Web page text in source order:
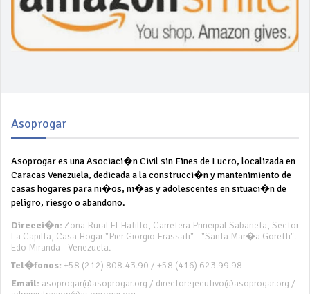
Asoprogar
Asoprogar es una Asociaci�n Civil sin Fines de Lucro, localizada en
Caracas Venezuela, dedicada a la construcci�n y mantenimiento de
casas hogares para ni�os, ni�as y adolescentes en situaci�n de
peligro, riesgo o abandono.
Direcci�n: Zona Rural El Hatillo, Carretera Principal Sabaneta, Sector
La Capilla, Casa Hogar "Pier Giorgio Frassati" - "Santa Mar�a Goretti".
Edo Miranda - Venezuela.
Tel�fonos: +58 (212) 808.43.90 / +58 (416) 623.99.98
Email: asoprogar@asoprogar.org / directorejecutivo@asoprogar.org /